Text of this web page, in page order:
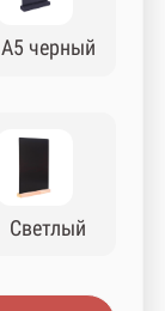
А5 черный
Светлый